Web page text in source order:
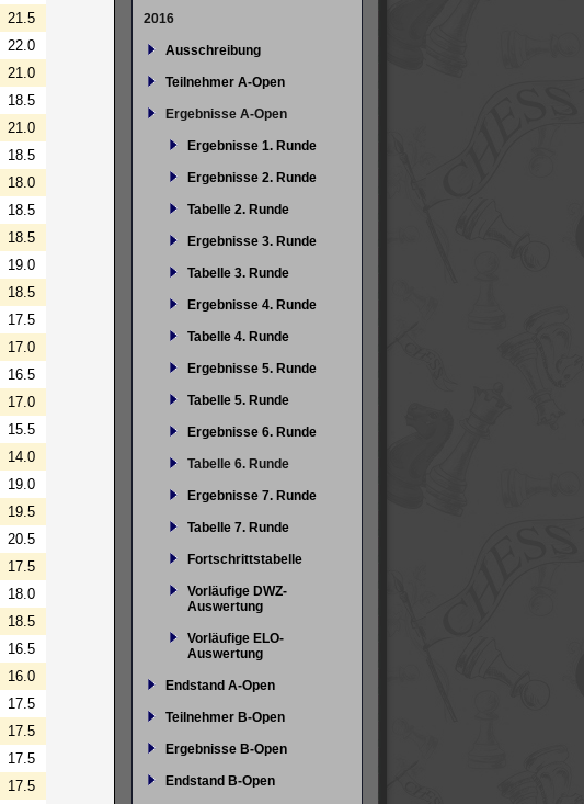
21.5
22.0
21.0
18.5
21.0
18.5
18.0
18.5
18.5
19.0
18.5
17.5
17.0
16.5
17.0
15.5
14.0
19.0
19.5
20.5
17.5
18.0
18.5
16.5
16.0
17.5
17.5
17.5
17.5
2016
Ausschreibung
Teilnehmer A-Open
Ergebnisse A-Open
Ergebnisse 1. Runde
Ergebnisse 2. Runde
Tabelle 2. Runde
Ergebnisse 3. Runde
Tabelle 3. Runde
Ergebnisse 4. Runde
Tabelle 4. Runde
Ergebnisse 5. Runde
Tabelle 5. Runde
Ergebnisse 6. Runde
Tabelle 6. Runde
Ergebnisse 7. Runde
Tabelle 7. Runde
Fortschrittstabelle
Vorläufige DWZ-
Auswertung
Vorläufige ELO-
Auswertung
Endstand A-Open
Teilnehmer B-Open
Ergebnisse B-Open
Endstand B-Open